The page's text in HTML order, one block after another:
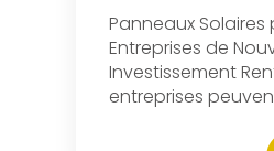
Panneaux Solaires
Entreprises de
Investissement
entreprises